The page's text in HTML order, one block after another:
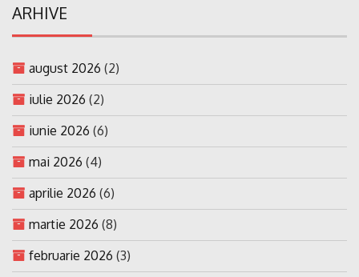
ARHIVE
august 2026 (2)
iulie 2026 (2)
iunie 2026 (6)
mai 2026 (4)
aprilie 2026 (6)
martie 2026 (8)
februarie 2026 (3)